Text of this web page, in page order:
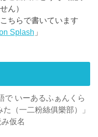
ん）
ちらで書いています
Splash 」
で いーあるふぁんくら
た（一二粉絲俱樂部）」
仮名